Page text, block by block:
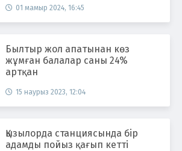
01 мамыр 2024, 16:45
Былтыр жол апатынан көз
жұмған балалар саны 24%
артқан
15 наурыз 2023, 12:04
Қызылорда станциясында бір
адамды пойыз қағып кетті